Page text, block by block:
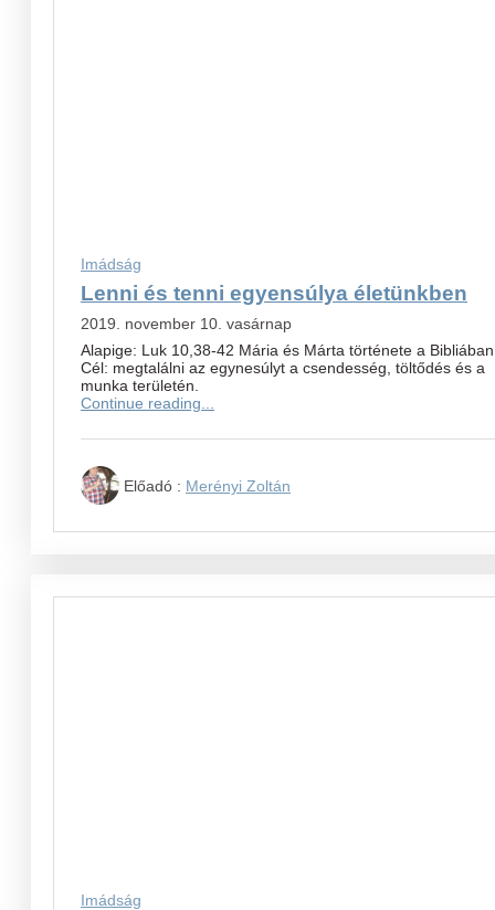
Imádság
Lenni és tenni egyensúlya életünkben
2019. november 10. vasárnap
Alapige: Luk 10,38-42 Mária és Márta története a
Cél: megtalálni az egynesúlyt a csendesség, töltődés és a
munka területén.
Continue reading...
Előadó : Merényi Zoltán
Imádság